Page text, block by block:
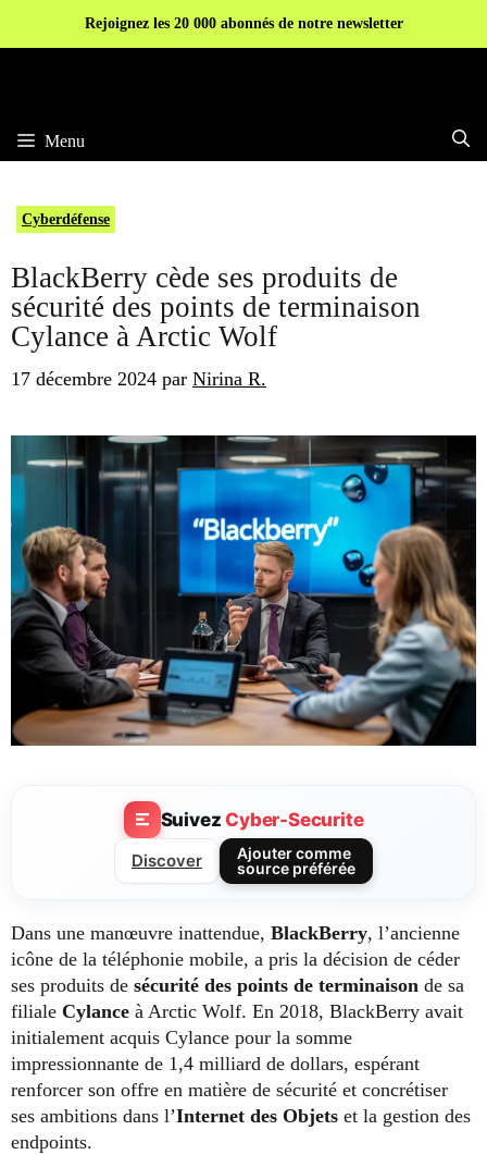
Rejoignez les 20 000 abonnés de notre newsletter
Menu
Cyberdéfense
BlackBerry cède ses produits de
sécurité des points de terminaison
Cylance à Arctic Wolf
17 décembre 2024 par Nirina R.
SuivezCyber-Securite
Discover
Ajouter comme
source préférée
Dans une manœuvre inattendue, BlackBerry, l’ancienne
icône de la téléphonie mobile, a pris la décision de céder
ses produits de sécurité des points de terminaison de sa
filiale Cylance à Arctic Wolf. En 2018, BlackBerry avait
initialement acquis Cylance pour la somme
impressionnante de 1,4 milliard de dollars, espérant
renforcer son offre en matière de sécurité et concrétiser
ses ambitions dans l’Internet des Objets et la gestion des
endpoints.